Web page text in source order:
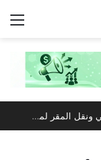
سلطنة عُمان تفوز برئاسة الاتحاد العربي للهوكي ونقل المقر لمسقط